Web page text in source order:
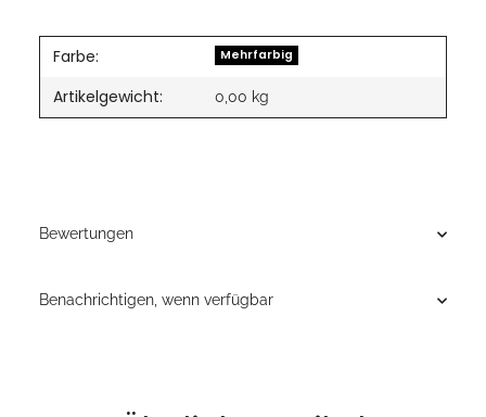
Farbe: Mehrfarbig
Artikelgewicht: 0,00 kg
Bewertungen
Benachrichtigen, wenn verfügbar